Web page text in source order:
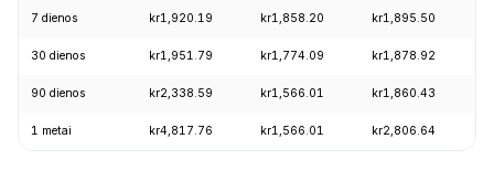
7 dienos kr1,920.19 kr1,858.20 kr1,895.50
30 dienos kr1,951.79 kr1,774.09 kr1,878.92
90 dienos kr2,338.59 kr1,566.01 kr1,860.43
1 metai kr4,817.76 kr1,566.01 kr2,806.64